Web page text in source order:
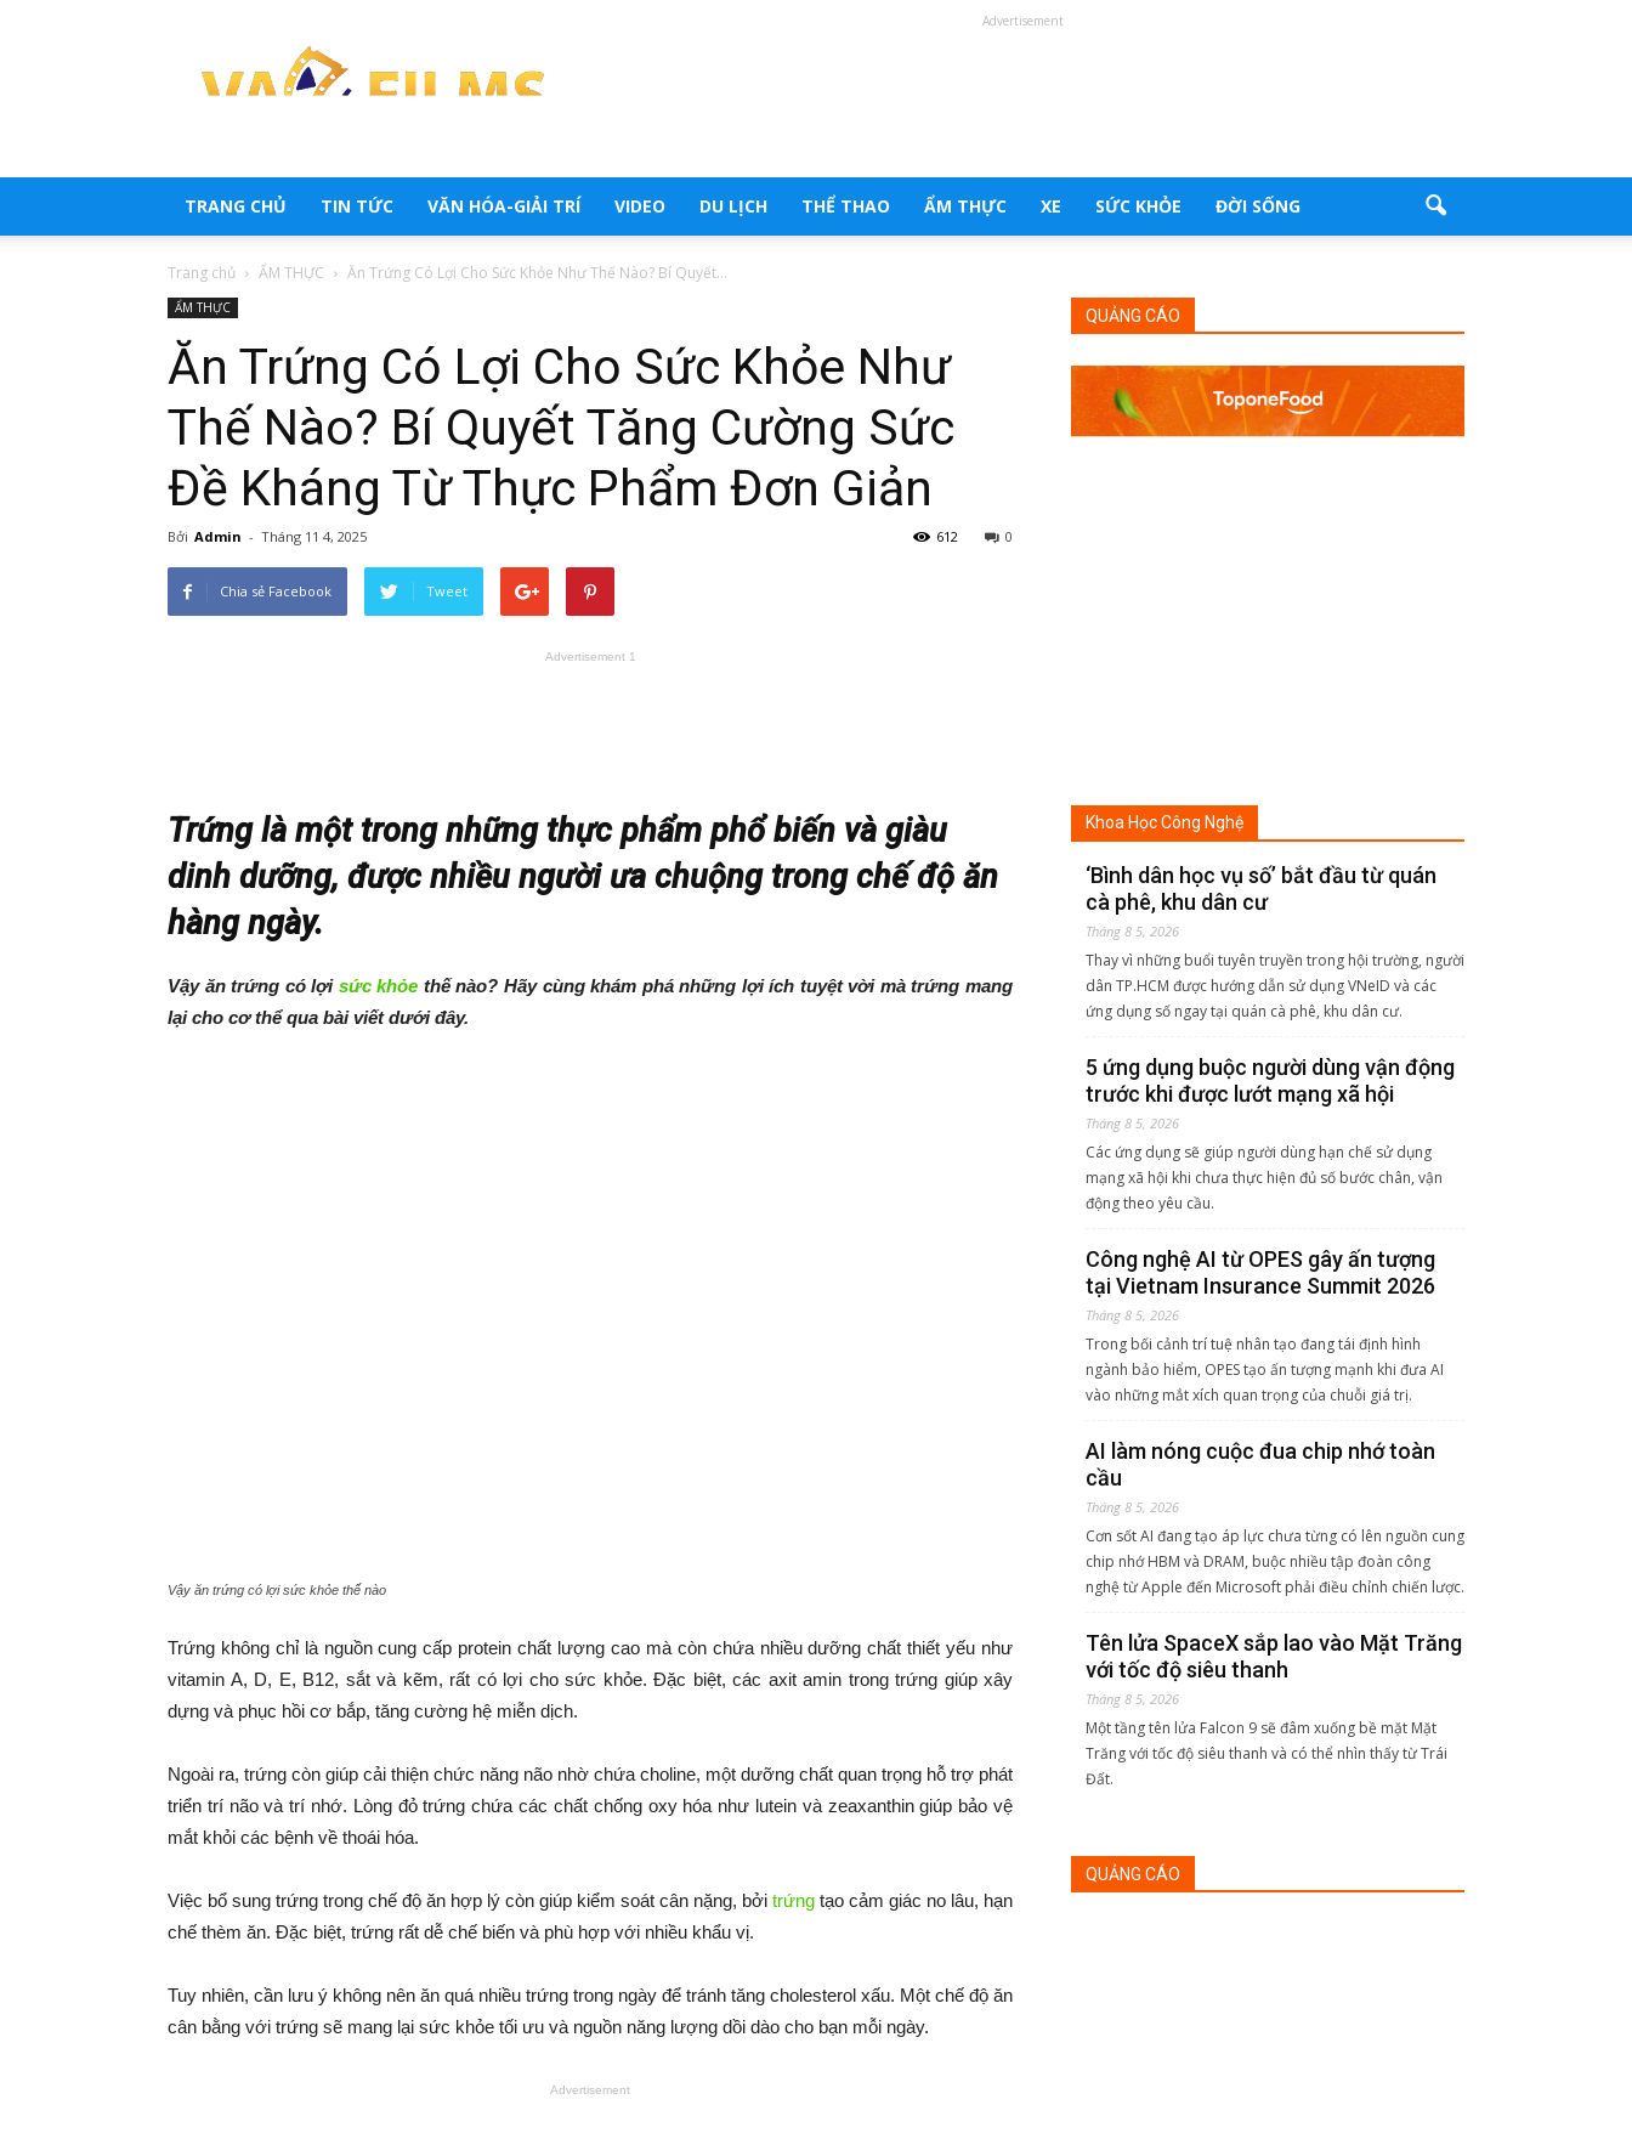
tổng
hợp
Advertisement
TRANG CHỦ TIN TỨC VĂN HÓA-GIẢI TRÍ VIDEO DU LỊCH THỂ THAO ẨM THỰC XE SỨC KHỎE ĐỜI SỐNG
Trang chủ ẨM THỰC Ăn Trứng Có Lợi Cho Sức Khỏe Như Thế Nào? Bí Quyết...
ẨM THỰC
Ăn Trứng Có Lợi Cho Sức Khỏe Như
Thế Nào? Bí Quyết Tăng Cường Sức
Đề Kháng Từ Thực Phẩm Đơn Giản
Bởi Admin - Tháng 11 4, 2025 0
612
Chia sẻ Facebook Tweet
Advertisement 1
Trứng là một trong những thực phẩm phổ biến và giàu
dinh dưỡng, được nhiều người ưa chuộng trong chế độ ăn
hàng ngày.
Vậy ăn trứng có lợi sức khỏe thế nào? Hãy cùng khám phá những lợi ích tuyệt vời mà trứng mang
lại cho cơ thể qua bài viết dưới đây.
Vậy ăn trứng có lợi sức khỏe thế nào
Trứng không chỉ là nguồn cung cấp protein chất lượng cao mà còn chứa nhiều dưỡng chất thiết yếu như
vitamin A, D, E, B12, sắt và kẽm, rất có lợi cho sức khỏe. Đặc biệt, các axit amin trong trứng giúp xây
dựng và phục hồi cơ bắp, tăng cường hệ miễn dịch.
Ngoài ra, trứng còn giúp cải thiện chức năng não nhờ chứa choline, một dưỡng chất quan trọng hỗ trợ phát
triển trí não và trí nhớ. Lòng đỏ trứng chứa các chất chống oxy hóa như lutein và zeaxanthin giúp bảo vệ
mắt khỏi các bệnh về thoái hóa.
Việc bổ sung trứng trong chế độ ăn hợp lý còn giúp kiểm soát cân nặng, bởi trứng tạo cảm giác no lâu, hạn
chế thèm ăn. Đặc biệt, trứng rất dễ chế biến và phù hợp với nhiều khẩu vị.
Tuy nhiên, cần lưu ý không nên ăn quá nhiều trứng trong ngày để tránh tăng cholesterol xấu. Một chế độ ăn
cân bằng với trứng sẽ mang lại sức khỏe tối ưu và nguồn năng lượng dồi dào cho bạn mỗi ngày.
Advertisement
QUẢNG CÁO
Khoa Học Công Nghệ
‘Bình dân học vụ số’ bắt đầu từ quán
cà phê, khu dân cư
Tháng 8 5, 2026
Thay vì những buổi tuyên truyền trong hội trường, người
dân TP.HCM được hướng dẫn sử dụng VNeID và các
ứng dụng số ngay tại quán cà phê, khu dân cư.
5 ứng dụng buộc người dùng vận động
trước khi được lướt mạng xã hội
Tháng 8 5, 2026
Các ứng dụng sẽ giúp người dùng hạn chế sử dụng
mạng xã hội khi chưa thực hiện đủ số bước chân, vận
động theo yêu cầu.
Công nghệ AI từ OPES gây ấn tượng
tại Vietnam Insurance Summit 2026
Tháng 8 5, 2026
Trong bối cảnh trí tuệ nhân tạo đang tái định hình
ngành bảo hiểm, OPES tạo ấn tượng mạnh khi đưa AI
vào những mắt xích quan trọng của chuỗi giá trị.
AI làm nóng cuộc đua chip nhớ toàn
cầu
Tháng 8 5, 2026
Cơn sốt AI đang tạo áp lực chưa từng có lên nguồn cung
chip nhớ HBM và DRAM, buộc nhiều tập đoàn công
nghệ từ Apple đến Microsoft phải điều chỉnh chiến lược.
Tên lửa SpaceX sắp lao vào Mặt Trăng
với tốc độ siêu thanh
Tháng 8 5, 2026
Một tầng tên lửa Falcon 9 sẽ đâm xuống bề mặt Mặt
Trăng với tốc độ siêu thanh và có thể nhìn thấy từ Trái
Đất.
QUẢNG CÁO